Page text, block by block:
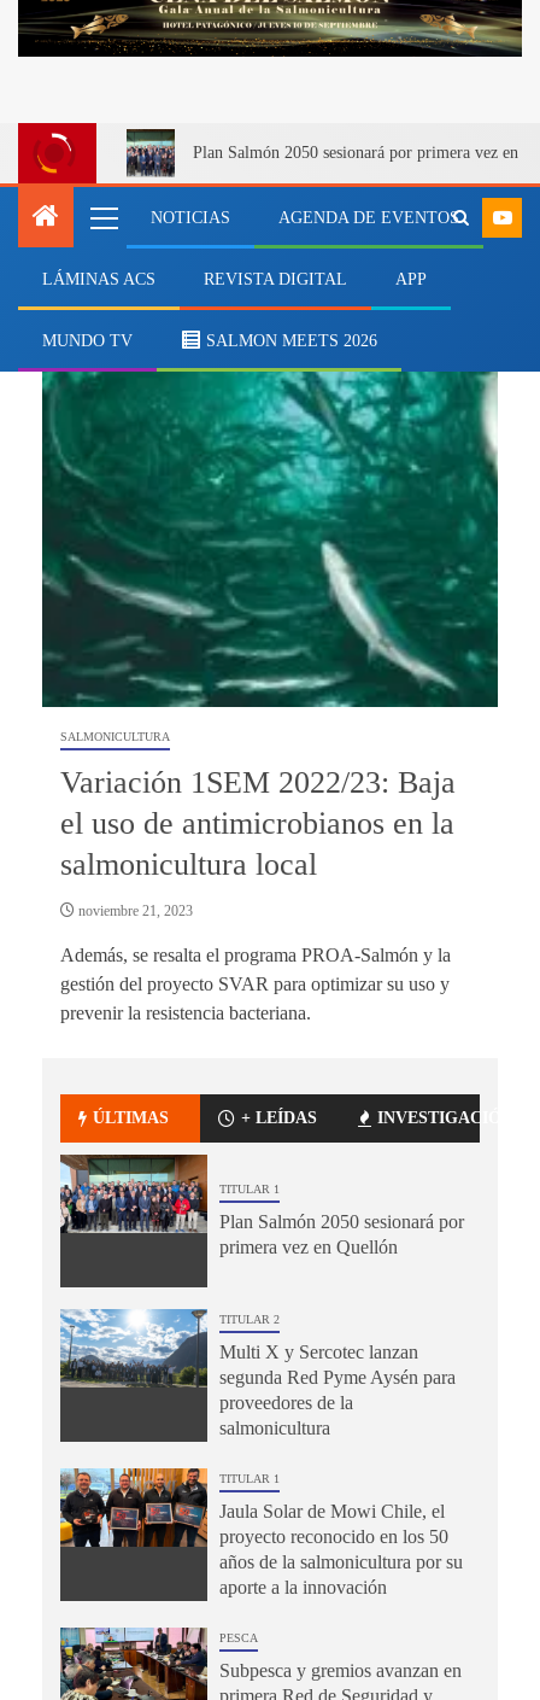
Plan Salmón 2050 sesionará por primera vez en
NOTICIAS AGENDA DE EVENTOS
LÁMINAS ACS REVISTA DIGITAL APP
MUNDO TV SALMON MEETS 2026
resistencia bacteriana
SALMONICULTURA
Variación 1SEM 2022/23: Baja
el uso de antimicrobianos en la
salmonicultura local
noviembre 21, 2023
Además, se resalta el programa PROA-Salmón y la
gestión del proyecto SVAR para optimizar su uso y
prevenir la resistencia bacteriana.
ÚLTIMAS + LEÍDAS INVESTIGACIÓN
TITULAR 1
Plan Salmón 2050 sesionará por
primera vez en Quellón
TITULAR 2
Multi X y Sercotec lanzan
segunda Red Pyme Aysén para
proveedores de la
salmonicultura
TITULAR 1
Jaula Solar de Mowi Chile, el
proyecto reconocido en los 50
años de la salmonicultura por su
aporte a la innovación
PESCA
Subpesca y gremios avanzan en
primera Red de Seguridad y